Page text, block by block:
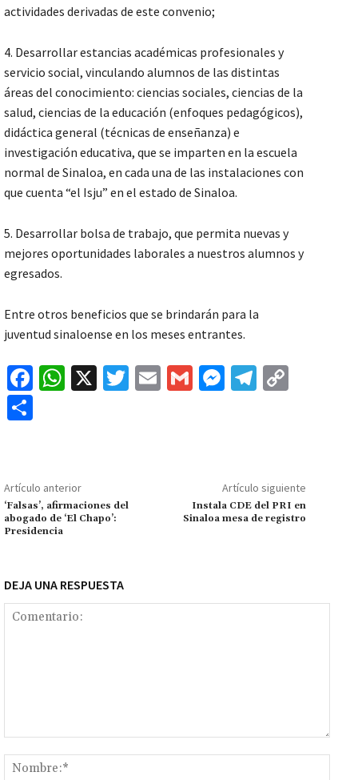
actividades derivadas de este convenio;
4. Desarrollar estancias académicas profesionales y
servicio social, vinculando alumnos de las distintas
áreas del conocimiento: ciencias sociales, ciencias de la
salud, ciencias de la educación (enfoques pedagógicos),
didáctica general (técnicas de enseñanza) e
investigación educativa, que se imparten en la escuela
normal de Sinaloa, en cada una de las instalaciones con
que cuenta “el Isju” en el estado de Sinaloa.
5. Desarrollar bolsa de trabajo, que permita nuevas y
mejores oportunidades laborales a nuestros alumnos y
egresados.
Entre otros beneficios que se brindarán para la
juventud sinaloense en los meses entrantes.
Fa
o
k
W
p
p
X
T
E
G
M
ge
r
Te
m Li
n
k
p
ar
tir
Artículo anterior
‘Falsas’, afirmaciones del
abogado de ‘El Chapo’:
Presidencia
Artículo siguiente
Instala CDE del PRI en
Sinaloa mesa de registro
DEJA UNA RESPUESTA